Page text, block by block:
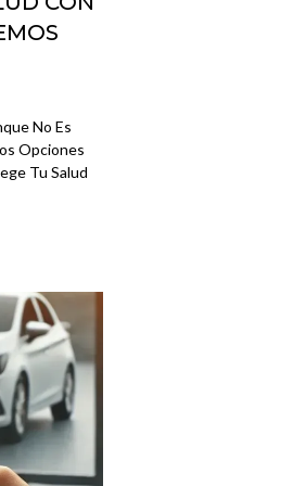
No Es
Opciones
Tu Salud